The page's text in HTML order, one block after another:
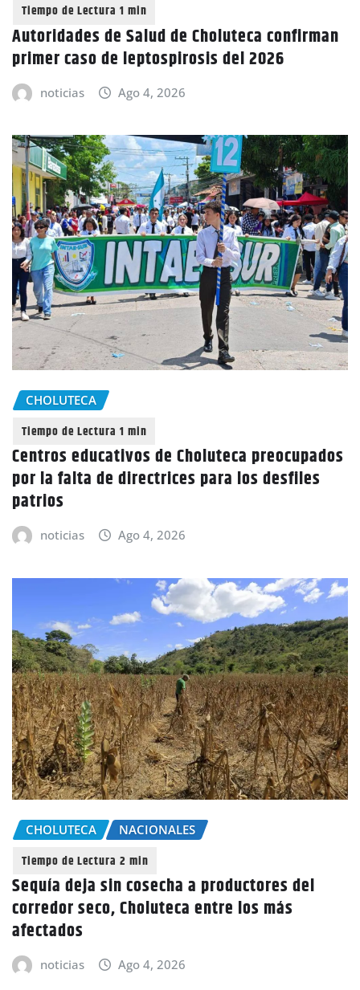
Autoridades de Salud de Choluteca confirman
primer caso de leptospirosis del 2026
noticias Ago 4, 2026
CHOLUTECA
Centros educativos de Choluteca preocupados
por la falta de directrices para los desfiles
patrios
noticias Ago 4, 2026
CHOLUTECA NACIONALES
Sequía deja sin cosecha a productores del
corredor seco, Choluteca entre los más
afectados
noticias Ago 4, 2026